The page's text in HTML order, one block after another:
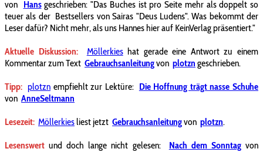
von Hansgeschrieben: "Das Buches ist pro Seite mehr als doppelt so
teuer als der Bestsellers von Sairas "Deus Ludens". Was bekommt der
Leser dafür? Nicht mehr, als uns Hannes hier auf KeinVerlag präsentiert."
Aktuelle Diskussion: Möllerkieshat gerade eine Antwort zu einem
Kommentar zum Text Gebrauchsanleitungvon plotzn geschrieben.
Tipp: plotzn empfiehltzur Lektüre: Die Hoffnung trägt nasse Schuhe
von AnneSeltmann
Lesezeit: Möllerkiesliest jetzt Gebrauchsanleitungvon plotzn.
Lesenswert und dochlange nicht gelesen: Nach dem Sonntagvon